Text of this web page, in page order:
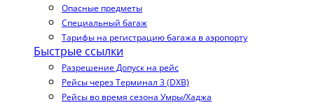
Опасные предметы
Специальный багаж
Тарифы на регистрацию багажа в аэропорту
Быстрые ссылки
Разрешение Допуск на рейс
Рейсы через Терминал 3 (DXB)
Рейсы во время сезона Умры/Хаджа